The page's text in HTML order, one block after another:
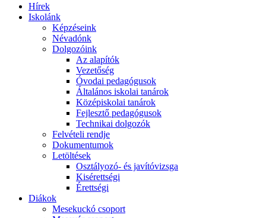
Hírek
Iskolánk
Képzéseink
Névadónk
Dolgozóink
Az alapítók
Vezetőség
Óvodai pedagógusok
Általános iskolai tanárok
Középiskolai tanárok
Fejlesztő pedagógusok
Technikai dolgozók
Felvételi rendje
Dokumentumok
Letöltések
Osztályozó- és javítóvizsga
Kisérettségi
Érettségi
Diákok
Mesekuckó csoport